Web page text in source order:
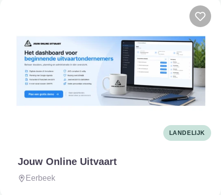
LANDELIJK
Jouw Online Uitvaart
Eerbeek